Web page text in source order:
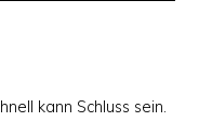
kann Schluss sein.